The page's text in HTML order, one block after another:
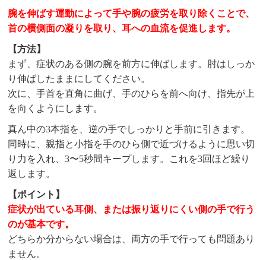
腕を伸ばす運動によって手や腕の疲労を取り除くことで、
首の横側面の凝りを取り、耳への血流を促進します。
【方法】
まず、症状のある側の腕を前方に伸ばします。肘はしっか
り伸ばしたままにしてください。
次に、手首を直角に曲げ、手のひらを前へ向け、指先が上
を向くようにします。
真ん中の3本指を、逆の手でしっかりと手前に引きます。
同時に、親指と小指を手のひら側で近づけるように思い切
り力を入れ、3〜5秒間キープします。これを3回ほど繰り
返します。
【ポイント】
症状が出ている耳側、または振り返りにくい側の手で行う
のが基本です。
どちらか分からない場合は、両方の手で行っても問題あり
ません。